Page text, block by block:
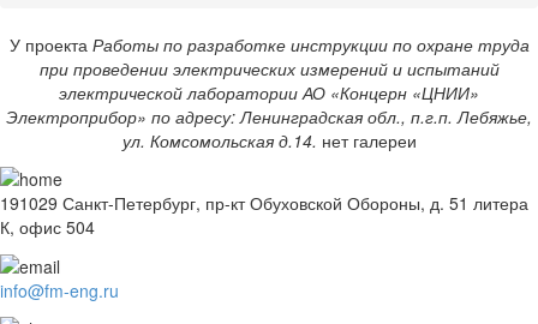
У проекта Работы по разработке инструкции по охране труда
при проведении электрических измерений и испытаний
электрической лаборатории АО «Концерн «ЦНИИ»
Электроприбор» по адресу: Ленинградская обл., п.г.п. Лебяжье,
ул. Комсомольская д.14. нет галереи
191029 Санкт-Петербург, пр-кт Обуховской Обороны, д. 51 литера
К, офис 504
info@fm-eng.ru